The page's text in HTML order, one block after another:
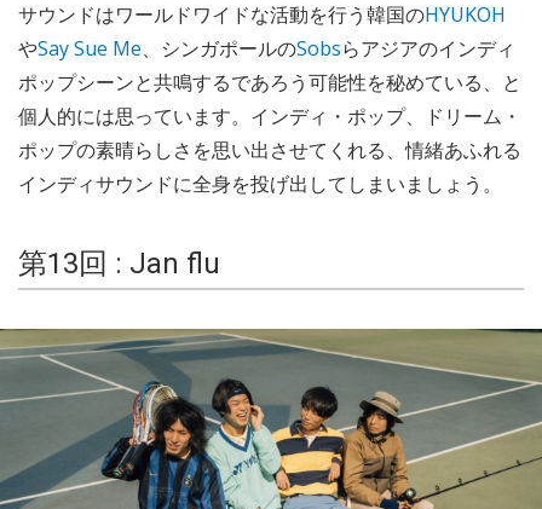
サウンドはワールドワイドな活動を行う韓国のHYUKOH
やSay Sue Me、シンガポールのSobsらアジアのインディ
ポップシーンと共鳴するであろう可能性を秘めている、と
個人的には思っています。インディ・ポップ、ドリーム・
ポップの素晴らしさを思い出させてくれる、情緒あふれる
インディサウンドに全身を投げ出してしまいましょう。
第13回 : Jan flu